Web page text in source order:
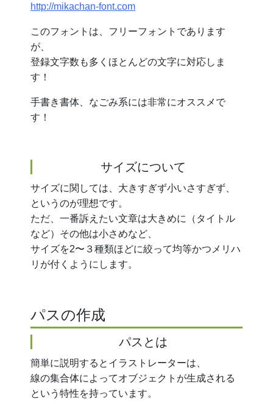
http://mikachan-font.com
このフォントは、フリーフォントであります
が、
登録文字数も多くほとんどの文字に対応しま
す！
手書き書体、なごみ系には非常にオススメで
す！
サイズについて
サイズに関しては、大きすぎず小いさすぎず、
というのが理想です。
ただ、一番訴えたい文章は大きめに（タイトル
など）その他は小さめなど、
サイズを2〜３種類ほどに絞って均等かつメリハ
リが付くようにします。
パスの作成
パスとは
簡単に説明するとイラストレーターは、
線の集合体によってオブジェクトが生成される
という特性を持っています。